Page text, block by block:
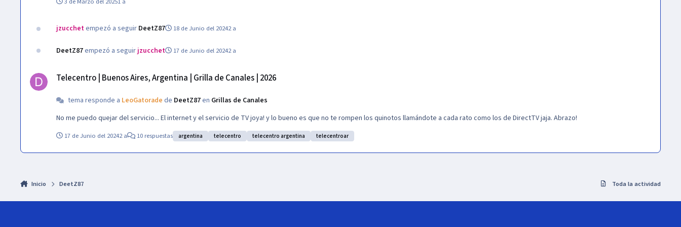
jzucchetempezó a seguir DeetZ87 18 de Junio del 20242 a
DeetZ87empezó a seguir jzucchet 17 de Junio del 20242 a
Telecentro | Buenos Aires, Argentina | Grilla de Canales | 2026
tema responde a LeoGatorade de DeetZ87en Grillas de Canales
No me puedo quejar del servicio... El internet y el servicio de TV joya! y lo bueno es que no te rompen los quinotos llamándote a cada rato como los de DirectTV jaja. Abrazo!
17 de Junio del 20242 a 10 respuestas argentina telecentro telecentro argentina telecentroar
Inicio DeetZ87 Toda la actividad